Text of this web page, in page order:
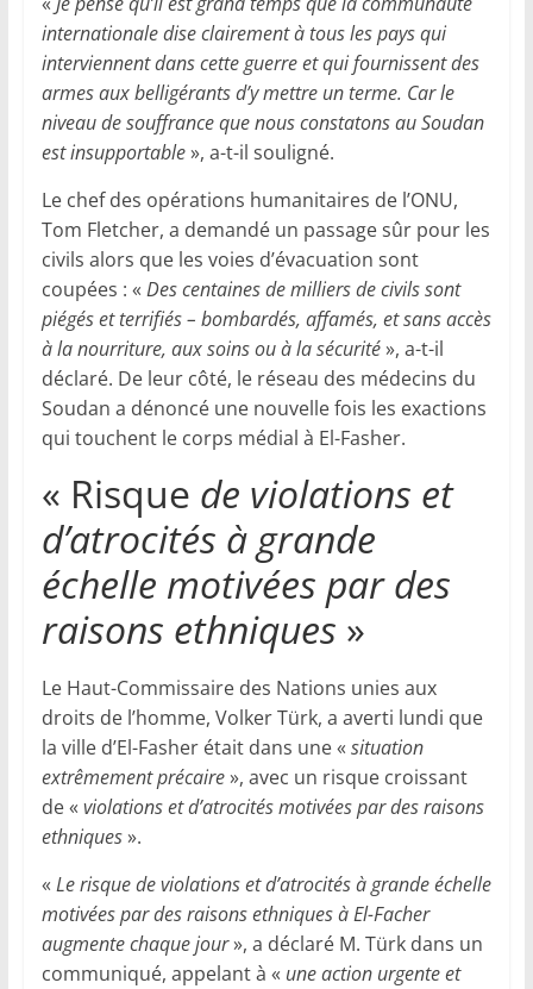
internationale dise clairement à tous les pays qui
interviennent dans cette guerre et qui fournissent des
armes aux belligérants d’y mettre un terme. Car le
niveau de souffrance que nous constatons au Soudan
est insupportable», a-t-il souligné.
Le chef des opérations humanitaires de l’ONU,
Tom Fletcher, a demandé un passage sûr pour les
civils alors que les voies d’évacuation sont
coupées : « Des centaines de milliers de civils sont
piégés et terrifiés – bombardés, affamés, et sans accès
à la nourriture, aux soins ou à la sécurité», a-t-il
déclaré. De leur côté, le réseau des médecins du
Soudan a dénoncé une nouvelle fois les exactions
qui touchent le corps médial à El-Fasher.
« Risque de violations et
d’atrocités à grande
échelle motivées par des
raisons ethniques »
Le Haut-Commissaire des Nations unies aux
droits de l’homme, Volker Türk, a averti lundi que
la ville d’El-Fasher était dans une « situation
extrêmement précaire», avec un risque croissant
de « violations et d’atrocités motivées par des raisons
ethniques».
« Le risque de violations et d’atrocités à grande échelle
motivées par des raisons ethniques à El-Facher
augmente chaque jour», a déclaré M. Türk dans un
communiqué, appelant à « une action urgente et